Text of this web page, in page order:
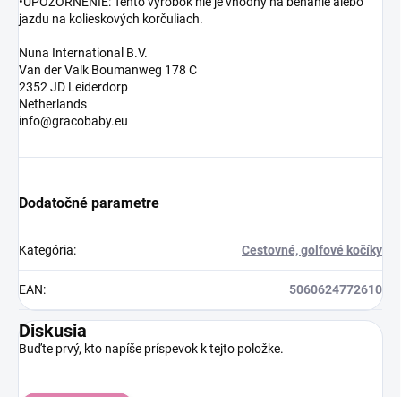
jazdu na kolieskových korčuliach.
Nuna International B.V.
Van der Valk Boumanweg 178 C
2352 JD Leiderdorp
Netherlands
info@gracobaby.eu
Dodatočné parametre
Kategória: Cestovné, golfové kočíky
EAN: 5060624772610
Diskusia
Buďte prvý, kto napíše príspevok k tejto položke.